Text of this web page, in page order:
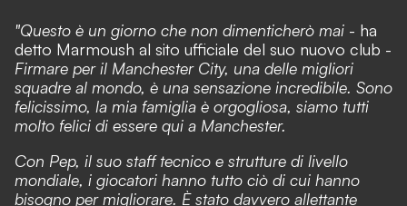
"Questo è un giorno che non dimenticherò mai - ha
detto Marmoush al sito ufficiale del suo nuovo club -
Firmare per il Manchester City, una delle migliori
squadre al mondo, è una sensazione incredibile. Sono
felicissimo, la mia famiglia è orgogliosa, siamo tutti
molto felici di essere qui a Manchester.
Con Pep, il suo staff tecnico e strutture di livello
mondiale, i giocatori hanno tutto ciò di cui hanno
bisogno per migliorare. È stato davvero allettante